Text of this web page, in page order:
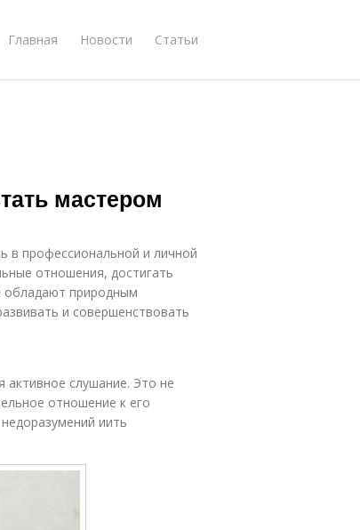
Главная Новости Статьи
мастером
в профессиональной и личной
отношения, достигать
обладают природным
и совершенствовать
слушание. Это не
отношение к его
иить